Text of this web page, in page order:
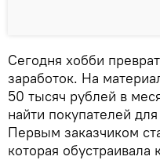
Сегодня хобби
заработок. На
50 тысяч рублей в
найти покупателей
Первым заказчиком
которая